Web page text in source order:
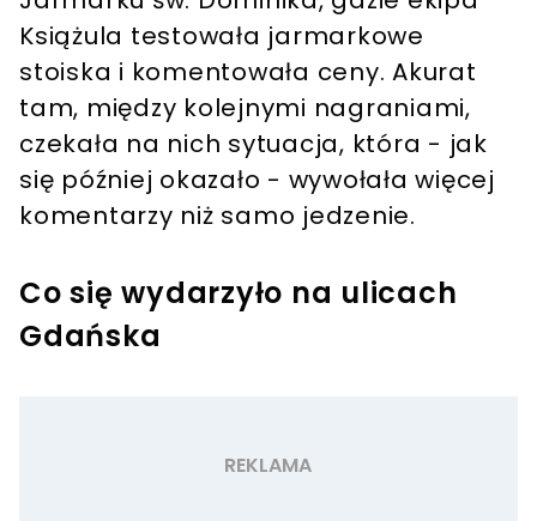
Książula testowała jarmarkowe
stoiska i komentowała ceny. Akurat
tam, między kolejnymi nagraniami,
czekała na nich sytuacja, która - jak
się później okazało - wywołała więcej
komentarzy niż samo jedzenie.
Co się wydarzyło na ulicach
Gdańska